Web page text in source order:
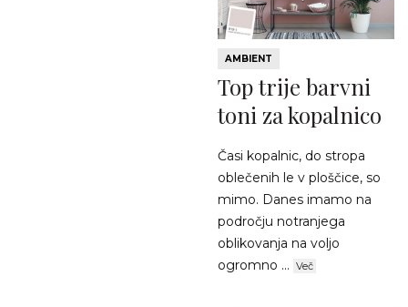
AMBIENT
Top trije barvni
toni za kopalnico
Časi kopalnic, do stropa
oblečenih le v ploščice, so
mimo. Danes imamo na
področju notranjega
oblikovanja na voljo
ogromno ... Več